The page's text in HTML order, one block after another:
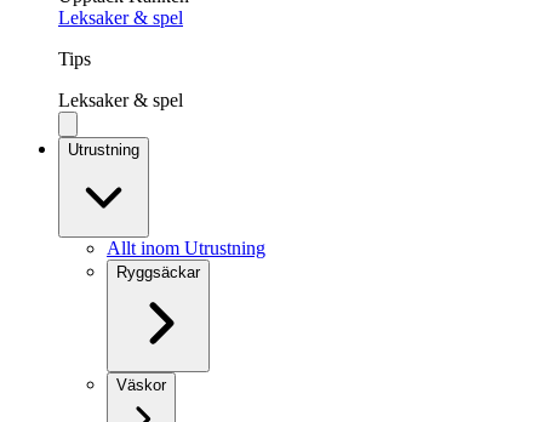
Leksaker & spel
Tips
Leksaker & spel
Utrustning
Allt inom Utrustning
Ryggsäckar
Väskor